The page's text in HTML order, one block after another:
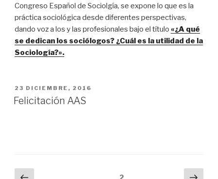
Congreso Español de Sociolgía, se expone lo que es la
práctica sociológica desde diferentes perspectivas,
dando voz a los y las profesionales bajo el título «¿A qué
se dedican los sociólogos? ¿Cuál es la utilidad de la
Sociología?».
PUBLICADO
EL
23 DICIEMBRE, 2016
Felicitación AAS
Navegación